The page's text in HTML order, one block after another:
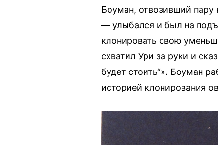
Боуман, отвозивший пару
— улыбался и был на
клонировать свою
схватил Ури за руки и
будет стоить“». Боуман
историей клонирования